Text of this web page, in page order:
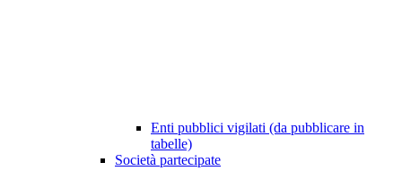
Enti pubblici vigilati (da pubblicare in
tabelle)
Società partecipate